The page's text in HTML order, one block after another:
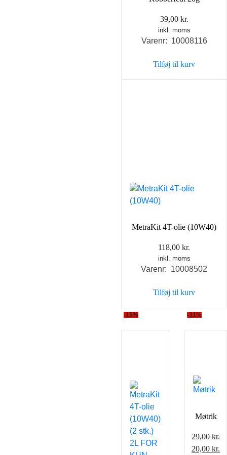
39,00 kr.
inkl. moms
Varenr: 10008116
Tilføj til kurv
MetraKit 4T-olie (10W40)
118,00 kr.
inkl. moms
Varenr: 10008502
Tilføj til kurv
-15% -31%
Møtrik
29,00kr.
Den
20,00 kr.